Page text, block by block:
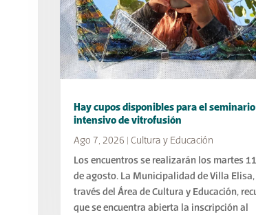
Hay cupos disponibles para el seminario
intensivo de vitrofusión
Ago 7, 2026
Cultura y Educación
Los encuentros se realizarán los martes
de agosto. La Municipalidad de Villa Elisa,
través del Área de Cultura y Educación,
que se encuentra abierta la inscripción al